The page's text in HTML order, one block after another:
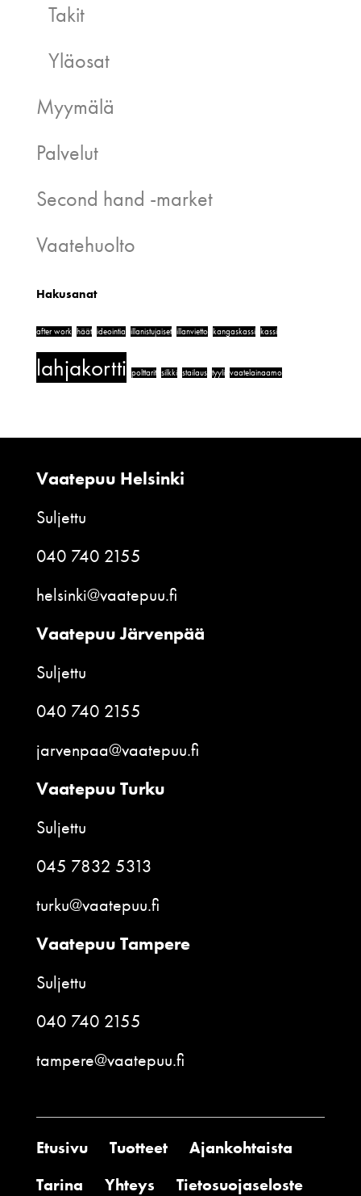
Takit
Yläosat
Myymälä
Palvelut
Second hand -market
Vaatehuolto
Hakusanat
after work häät ideointia illanistujaiset illanvietto kangaskassi kassi
lahjakortti polttarit silkki stailaus tyyli vaatelainaamo
Vaatepuu Helsinki
Suljettu
040 740 2155
helsinki@vaatepuu.fi
Vaatepuu Järvenpää
Suljettu
040 740 2155
jarvenpaa@vaatepuu.fi
Vaatepuu Turku
Suljettu
045 7832 5313
turku@vaatepuu.fi
Vaatepuu Tampere
Suljettu
040 740 2155
tampere@vaatepuu.fi
Etusivu Tuotteet
Ajankohtaista
Tarina
Yhteys Tietosuojaseloste